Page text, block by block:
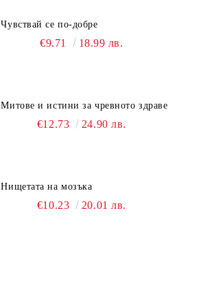
Чувствай се по-добре
€9.71 18.99 лв.
Митове и истини за чревното здраве
€12.73 24.90 лв.
Нищетата на мозъка
€10.23 20.01 лв.